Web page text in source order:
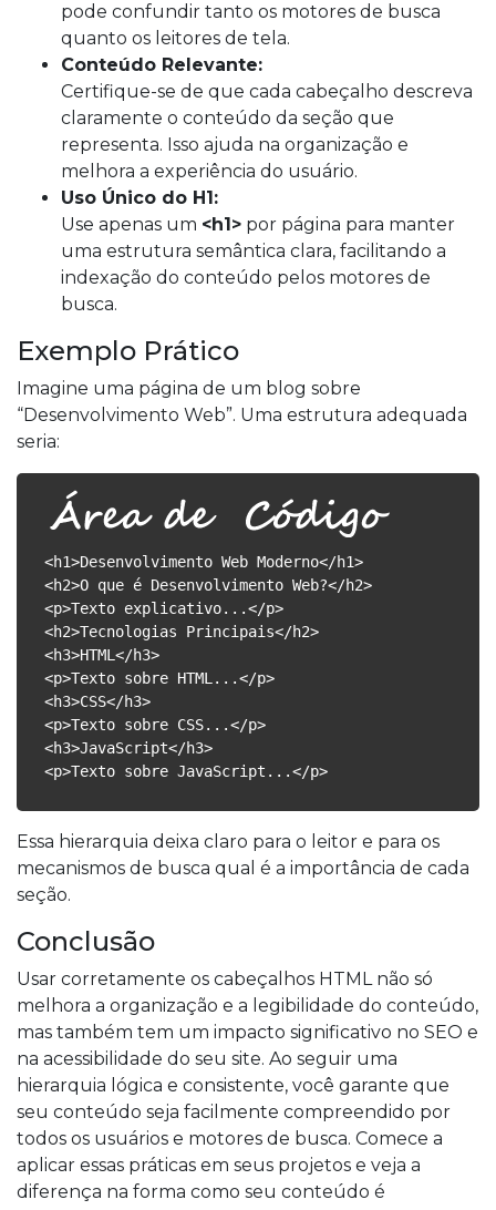
pode confundir tanto os motores de busca
quanto os leitores de tela.
Conteúdo Relevante:
Certifique-se de que cada cabeçalho descreva
claramente o conteúdo da seção que
representa. Isso ajuda na organização e
melhora a experiência do usuário.
Uso Único do H1:
Use apenas um <h1> por página para manter
uma estrutura semântica clara, facilitando a
indexação do conteúdo pelos motores de
busca.
Exemplo Prático
Imagine uma página de um blog sobre
“Desenvolvimento Web”. Uma estrutura adequada
seria:
<h1>Desenvolvimento Web Moderno</h1>
<h2>O que é Desenvolvimento Web?</h2>
<p>Texto explicativo...</p>
<h2>Tecnologias Principais</h2>
<h3>HTML</h3>
<p>Texto sobre HTML...</p>
<h3>CSS</h3>
<p>Texto sobre CSS...</p>
<h3>JavaScript</h3>
<p>Texto sobre JavaScript...</p>
Essa hierarquia deixa claro para o leitor e para os
mecanismos de busca qual é a importância de cada
seção.
Conclusão
Usar corretamente os cabeçalhos HTML não só
melhora a organização e a legibilidade do conteúdo,
mas também tem um impacto significativo no SEO e
na acessibilidade do seu site. Ao seguir uma
hierarquia lógica e consistente, você garante que
seu conteúdo seja facilmente compreendido por
todos os usuários e motores de busca. Comece a
aplicar essas práticas em seus projetos e veja a
diferença na forma como seu conteúdo é